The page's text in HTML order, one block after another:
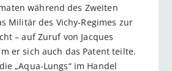
während des Zweiten
Militär des Vichy-Regimes zur
– auf Zuruf von Jacques
er sich auch das Patent teilte.
„Aqua-Lungs“ im Handel